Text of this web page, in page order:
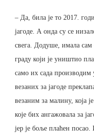
– Да, била је то 2017.
јагоде. А онда су се
свега. Додуше, имала сам
граду који је уништио
само их сада
везаних за јагоде
везаним за малину, која
које бих ангажовала за
јер је боље плаћен